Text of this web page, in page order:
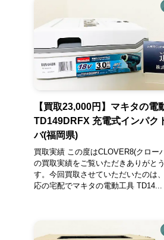
【買取23,000円】マキタの電
TD149DRFX 充電式インパク
バ(福岡県)
買取実績 この度はCLOVER8(クロー
の買取実績をご覧いただきありがと
す。今回買取させていただいたのは
応の宅配でマキタの電動工具 TD14...